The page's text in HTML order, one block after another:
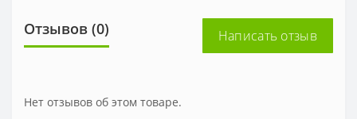
Отзывов (0) Написать отзыв
Нет отзывов об этом товаре.